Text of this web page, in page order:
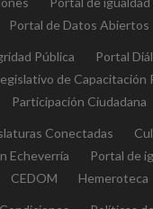
Portal de Datos Abiertos
Pública
Portal
de Capacitación
Participación Ciudadana
Conectadas
Echeverría
Portal de
CEDOM
Hemeroteca